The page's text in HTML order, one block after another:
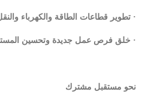
· تطوير قطاعات الطاقة والكهرباء
· خلق فرص عمل جديدة وتحسين
نحو مستقبل مشترك